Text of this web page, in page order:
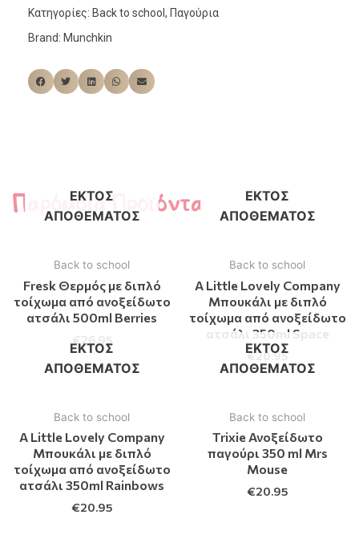
Κατηγορίες: Back to school , Παγούρια
Brand: Munchkin
Παρόμοια Προϊόντα
ΕΚΤΌΣ
ΑΠΟΘΈΜΑΤΟΣ
Back to school
Fresk Θερμός με διπλό
τοίχωμα από ανοξείδωτο
ατσάλι 500ml Berries
ΕΚΤΌΣ
ΑΠΟΘΈΜΑΤΟΣ
Back to school
A Little Lovely Company
Μπουκάλι με διπλό
τοίχωμα από ανοξείδωτο
ατσάλι 350ml Space
€20.95
ΕΚΤΌΣ
ΑΠΟΘΈΜΑΤΟΣ
Back to school
A Little Lovely Company
Μπουκάλι με διπλό
τοίχωμα από ανοξείδωτο
ατσάλι 350ml Rainbows
€20.95
ΕΚΤΌΣ
ΑΠΟΘΈΜΑΤΟΣ
Back to school
Trixie Ανοξείδωτο
παγούρι 350 ml Mrs
Mouse
€20.95